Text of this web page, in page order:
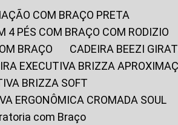
COM BRAÇO PRETA
4 PÉS COM BRAÇO COM RODIZIO
BRAÇO
CADEIRA BEEZI
EXECUTIVA BRIZZA
BRIZZA SOFT
ERGONÔMICA CROMADA SOUL
com Braço